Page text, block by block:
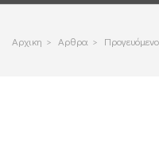
Αρχικη > Αρθρα >